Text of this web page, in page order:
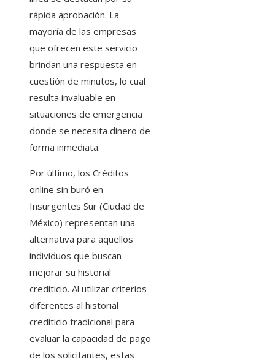
rápida aprobación. La
mayoría de las empresas
que ofrecen este servicio
brindan una respuesta en
cuestión de minutos, lo cual
resulta invaluable en
situaciones de emergencia
donde se necesita dinero de
forma inmediata.
Por último, los Créditos
online sin buró en
Insurgentes Sur (Ciudad de
México) representan una
alternativa para aquellos
individuos que buscan
mejorar su historial
crediticio. Al utilizar criterios
diferentes al historial
crediticio tradicional para
evaluar la capacidad de pago
de los solicitantes, estas